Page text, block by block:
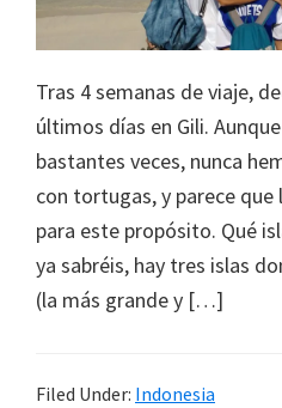
Tras 4 semanas de viaje,
últimos días en Gili.
bastantes veces, nunca
con tortugas, y parece que
para este propósito. Qué
ya sabréis, hay tres islas
(la más grande y […]
Filed Under: Indonesia